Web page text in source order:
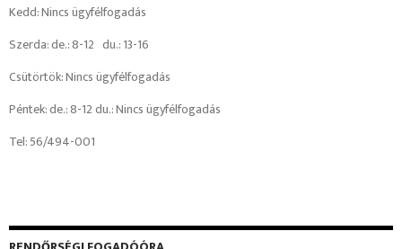
Kedd: Nincs ügyfélfogadás
Szerda: de.: 8-12 du.: 13-16
Csütörtök: Nincs ügyfélfogadás
Péntek: de.: 8-12 du.: Nincs ügyfélfogadás
Tel: 56/494-001